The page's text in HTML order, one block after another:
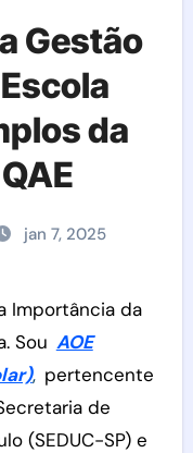
Gestão
da
jan 7, 2025
Sou AOE
, pertencente
de
(SEDUC-SP) e